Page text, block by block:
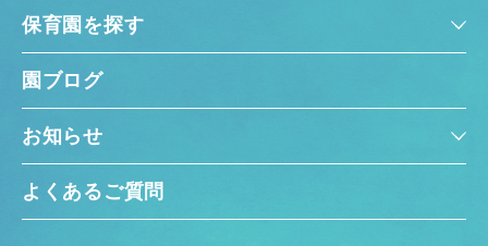
保育園を探す
園ブログ
お知らせ
よくあるご質問